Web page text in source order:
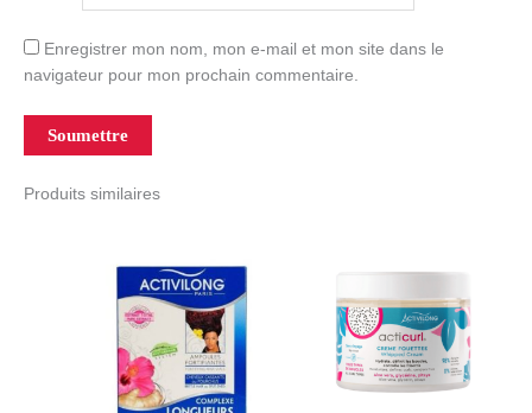
Enregistrer mon nom, mon e-mail et mon site dans le
navigateur pour mon prochain commentaire.
Produits similaires